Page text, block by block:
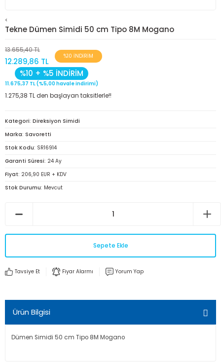
<
Tekne Dümen Simidi 50 cm Tipo 8M Mogano
13.655,40 TL
12.289,86 TL
%10 İNDİRİM
%10 + %5 İNDİRİM
11.675,37 TL (%5,00 havale indirimi)
1.275,38 TL den başlayan taksitlerle!!
Kategori Direksiyon Simidi
Marka Savoretti
Stok Kodu SR16914
Garanti Süresi 24 Ay
Fiyat 206,90 EUR + KDV
Stok Durumu Mevcut
Sepete Ekle
Tavsiye Et Fiyar Alarmı Yorum Yap
Ürün Bilgisi
Dümen Simidi 50 cm Tipo 8M Mogano